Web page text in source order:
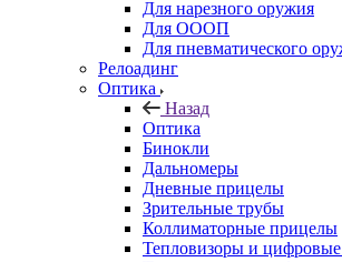
Для нарезного оружия
Для ОООП
Для пневматического
Релоадинг
Оптика
Назад
Оптика
Бинокли
Дальномеры
Дневные прицелы
Зрительные трубы
Коллиматорные прицелы
Тепловизоры и